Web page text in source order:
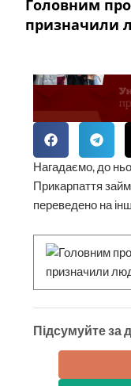
Головним
призначили
Нагадаємо, до
Прикарпаття
переведено на
Підсумуйте за